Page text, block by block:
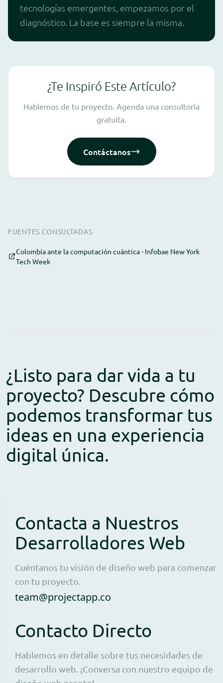
tecnologías emergentes, empezamos por el
diagnóstico. La base es siempre la misma.
¿Te Inspiró Este Artículo?
Hablemos de tu proyecto. Agenda una consultoría
gratuita.
Contáctanos
FUENTES CONSULTADAS
Colombia ante la computación cuántica - Infobae New York
Tech Week
¿Listo para dar vida a tu
proyecto? Descubre cómo
podemos transformar tus
ideas en una experiencia
digital única.
Contacta a Nuestros
Desarrolladores Web
Cuéntanos tu visión de diseño web para comenzar
con tu proyecto.
team@projectapp.co
Contacto Directo
Hablemos en detalle sobre tus necesidades de
desarrollo web. ¡Conversa con nuestro equipo de